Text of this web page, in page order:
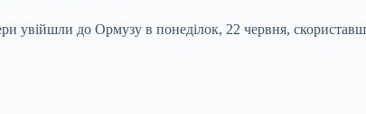
увійшли до Ормузу в понеділок, 22 червня,